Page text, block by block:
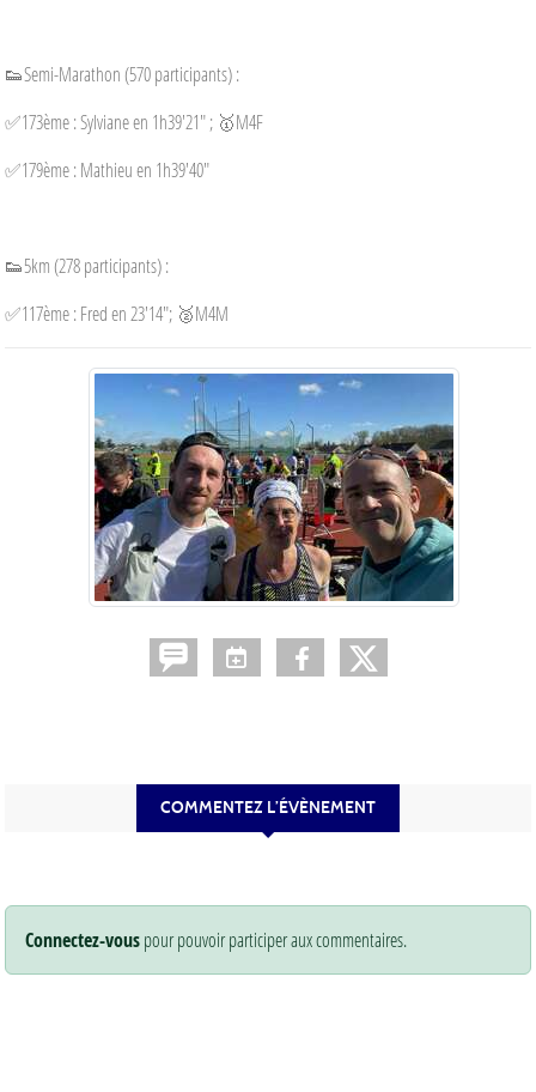
👟Semi-Marathon (570 participants) :
✅173ème : Sylviane en 1h39'21" ; 🥇M4F
✅179ème : Mathieu en 1h39'40"
👟5km (278 participants) :
✅117ème : Fred en 23'14"; 🥈M4M
COMMENTEZ L’ÉVÈNEMENT
Connectez-vouspour pouvoir participer aux commentaires.